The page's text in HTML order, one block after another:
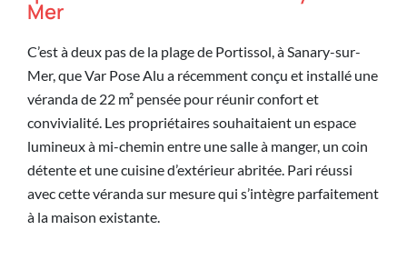
Mer
C’est à deux pas de la plage de Portissol, à Sanary-sur-
Mer, que Var Pose Alu a récemment conçu et installé une
véranda de 22 m² pensée pour réunir confort et
convivialité. Les propriétaires souhaitaient un espace
lumineux à mi-chemin entre une salle à manger, un coin
détente et une cuisine d’extérieur abritée. Pari réussi
avec cette véranda sur mesure qui s’intègre parfaitement
à la maison existante.